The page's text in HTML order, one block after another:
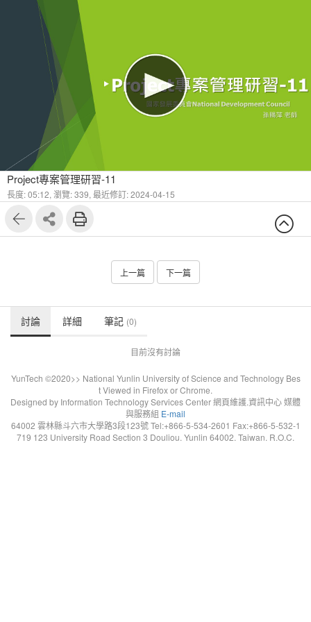
Project專案管理研習-11
長度: 05:12, 瀏覽: 339, 最近修訂: 2024-04-15
上一篇 下一篇
討論 詳細 筆記 (0)
目前沒有討論
YunTech ©2020>> National Yunlin University of Science and Technology Bes
t Viewed in Firefox or Chrome.
Designed by Information Technology Services Center 網頁維護.資訊中心 媒體
與服務組 E-mail
64002 雲林縣斗六市大學路3段123號 Tel:+866-5-534-2601 Fax:+866-5-532-1
719 123 University Road Section 3 Douliou. Yunlin 64002. Taiwan. R.O.C.